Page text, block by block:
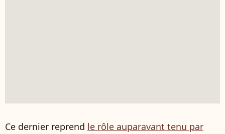
Ce dernier reprend le rôle auparavant tenu par